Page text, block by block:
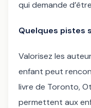
qui demande
Quelques pistes
Valorisez les
enfant peut
livre de Toronto,
permettent aux